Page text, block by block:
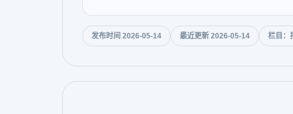
发布时间 2026-05-14 最近更新 2026-05-14 栏目：